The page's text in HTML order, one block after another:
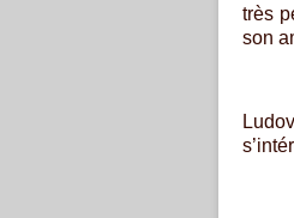
très
son